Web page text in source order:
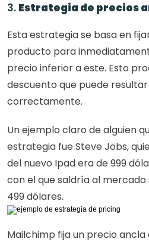
3. Estrategia de precios
Esta estrategia se basa en
producto para
precio inferior a este. Esto
descuento que puede
correctamente.
Un ejemplo claro de alguien
estrategia fue Steve Jobs,
del nuevo Ipad era de 999
con el que saldría al
499 dólares.
Mailchimp fija un precio